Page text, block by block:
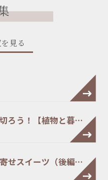
見る
ろう！【植物と暮…
せスイーツ（後編…